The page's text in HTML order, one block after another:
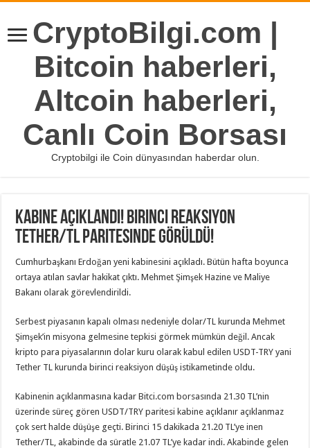
CryptoBilgi.com |
Bitcoin haberleri,
Altcoin haberleri,
Canlı Coin Borsası
Cryptobilgi ile Coin dünyasından haberdar olun.
Kabine açıklandı! Birinci reaksiyon
Tether/TL paritesinde görüldü!
Cumhurbaşkanı Erdoğan yeni kabinesini açıkladı. Bütün hafta boyunca
ortaya atılan savlar hakikat çıktı. Mehmet Şimşek Hazine ve Maliye
Bakanı olarak görevlendirildi.
Serbest piyasanın kapalı olması nedeniyle dolar/TL kurunda Mehmet
Şimşek’in misyona gelmesine tepkisi görmek mümkün değil. Ancak
kripto para piyasalarının dolar kuru olarak kabul edilen USDT-TRY yani
Tether TL kurunda birinci reaksiyon düşüş istikametinde oldu.
Kabinenin açıklanmasına kadar Bitci.com borsasında 21.30 TL’nin
üzerinde süreç gören USDT/TRY paritesi kabine açıklanır açıklanmaz
çok sert halde düşüşe geçti. Birinci 15 dakikada 21.20 TL’ye inen
Tether/TL, akabinde da süratle 21.07 TL’ye kadar indi. Akabinde gelen